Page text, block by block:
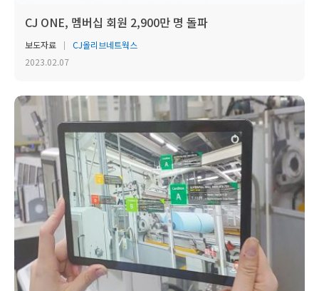
CJ ONE, 멤버십 회원 2,900만 명 돌파
보도자료
CJ올리브네트웍스
2023.02.07